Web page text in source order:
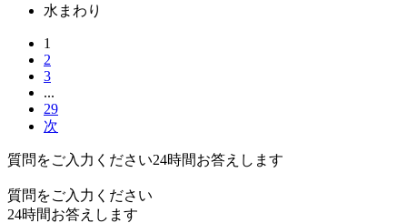
水まわり
1
2
3
...
29
次
質問をご入力ください24時間お答えします
質問をご入力ください
24時間お答えします